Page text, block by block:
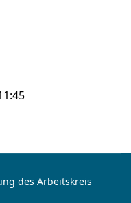
des Arbeitskreis